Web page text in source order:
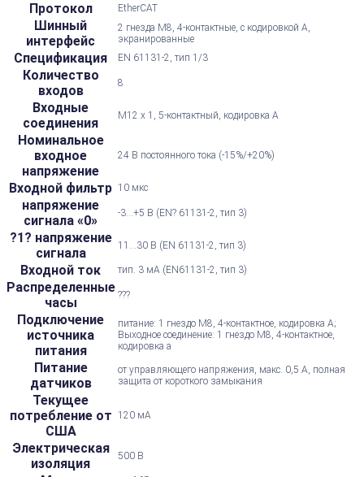
Протокол EtherCAT
Шинный
интерфейс
2 гнезда M8, 4-контактные, с кодировкой А,
экранированные
Спецификация EN 61131-2, тип 1/3
Количество
входов
8
Входные
соединения
M12 x 1, 5-контактный, кодировка А
Номинальное
входное
напряжение
24 В постоянного тока (-15%/+20%)
Входной фильтр 10 мкс
напряжение
сигнала «0»
-3...+5 В (EN? 61131-2, тип 3)
?1? напряжение
сигнала
11...30 В (EN 61131-2, тип 3)
Входной ток тип. 3 мА (EN61131-2, тип 3)
Распределенные
часы
???
Подключение
источника
питания
питание: 1 гнездо M8, 4-контактное, кодировка А;
Выходное соединение: 1 гнездо M8, 4-контактное,
кодировка a
Питание
датчиков
от управляющего напряжения, макс. 0,5 А, полная
защита от короткого замыкания
Текущее
потребление от
США
120 мА
Электрическая
изоляция
500 В